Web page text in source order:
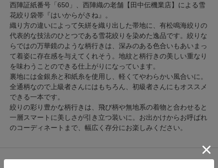
西陣証紙番号「650」、西陣織の老舗【田中伝機業店】による雪
花絞り袋帯『はいからがさね』。
織り方の違いによって矢絣を織り出した帯地に、有松鳴海絞りの
代表的な技法のひとつである雪花絞りを染めた逸品です。絞りな
らではの万華鏡のような柄行きは、深みのある色合いもあいまっ
て着姿に存在感を与えてくれそう。地紋と柄行きの美しい重なり
を味わうことのできる仕上がりになっています。
裏地には金銀糸と和紙糸を使用し、軽くてやわらかい風合いに。
全通柄なので上級者さんにはもちろん、初級者さんにもオススメ
できる一本です。
絞りの彩り豊かな柄行きは、飛び柄や無地系の着物と合わせると
一層スマートに美しさが引き立つ装いに。お出かけからお呼ばれ
のコーディネートまで、幅広く存分にお楽しみください。